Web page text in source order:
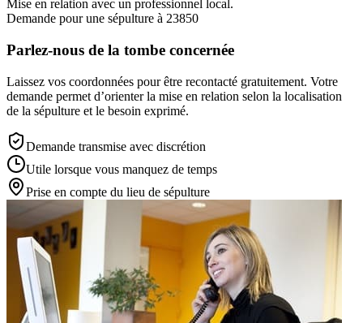
Mise en relation avec un professionnel local.
Demande pour une sépulture à 23850
Parlez-nous de la tombe concernée
Laissez vos coordonnées pour être recontacté gratuitement. Votre
demande permet d’orienter la mise en relation selon la localisation
de la sépulture et le besoin exprimé.
Demande transmise avec discrétion
Utile lorsque vous manquez de temps
Prise en compte du lieu de sépulture